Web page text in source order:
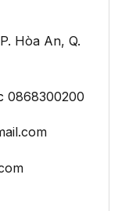
Hòa An, Q.
0868300200